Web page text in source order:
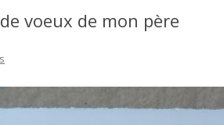
voeux de mon père